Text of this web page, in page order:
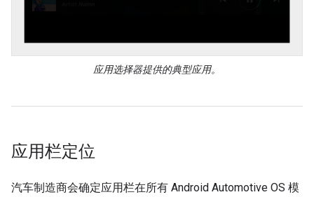
应用选择器提供的典型应用。
应用栏定位
汽车制造商会确定应用栏在所有 Android Automotive OS 模